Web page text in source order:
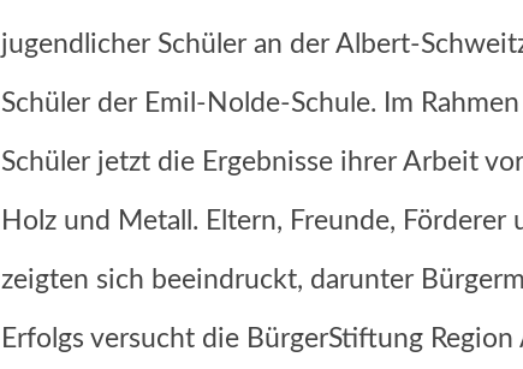
jugendlicher Schüler an der Albert-
Schüler der Emil-Nolde-Schule. Im
Schüler jetzt die Ergebnisse ihrer Arbeit
Holz und Metall. Eltern, Freunde,
zeigten sich beeindruckt, darunter
Erfolgs versucht die BürgerStiftung